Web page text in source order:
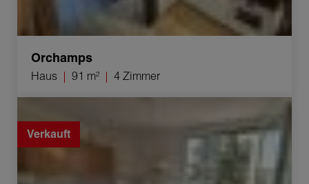
Orchamps
Haus 91 m² 4 Zimmer
Verkauft